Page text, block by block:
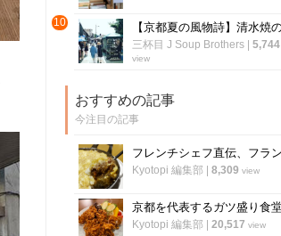
10
三杯目 J Soup Brothers| 5,744
view
おすすめの記事
今注目の記事
Kyotopi 編集部 8,309 view
Kyotopi 編集部 20,517 view